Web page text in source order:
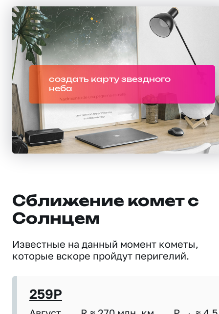
создать карту звездного
неба
Сближение комет с
Солнцем
Известные на данный момент кометы,
которые вскоре пройдут перигелий.
259P